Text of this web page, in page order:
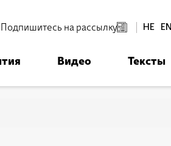
Подпишитесь на рассылку HE EN
Видео Тексты
סגור
בבית אביחי לפני